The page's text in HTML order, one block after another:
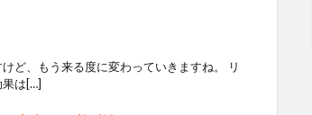
ど、もう来る度に変わっていきますね。 リ
果は[…]